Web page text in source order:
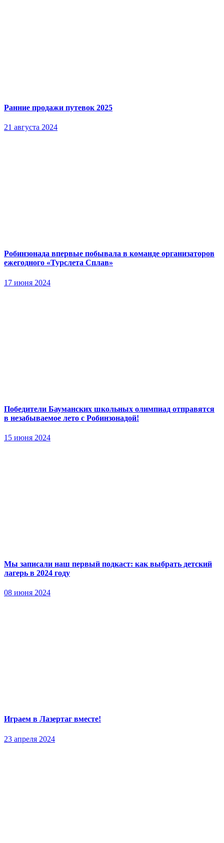
Ранние продажи путевок 2025
21 августа 2024
Робинзонада впервые побывала в команде организаторов
ежегодного «Турслета Сплав»
17 июня 2024
Победители Бауманских школьных олимпиад отправятся
в незабываемое лето с Робинзонадой!
15 июня 2024
Мы записали наш первый подкаст: как выбрать детский
лагерь в 2024 году
08 июня 2024
Играем в Лазертаг вместе!
23 апреля 2024